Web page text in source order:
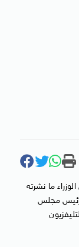
ما نشرته
رئيس مجلس